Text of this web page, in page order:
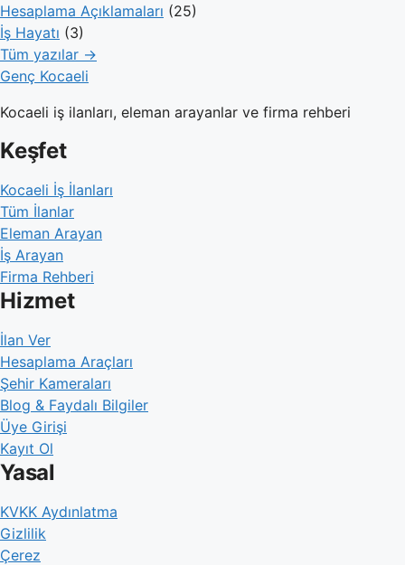
Hesaplama Açıklamaları (25)
İş Hayatı (3)
Tüm yazılar →
Genç Kocaeli
Kocaeli iş ilanları, eleman arayanlar ve firma rehberi
Keşfet
Kocaeli İş İlanları
Tüm İlanlar
Eleman Arayan
İş Arayan
Firma Rehberi
Hizmet
İlan Ver
Hesaplama Araçları
Şehir Kameraları
Blog & Faydalı Bilgiler
Üye Girişi
Kayıt Ol
Yasal
KVKK Aydınlatma
Gizlilik
Çerez